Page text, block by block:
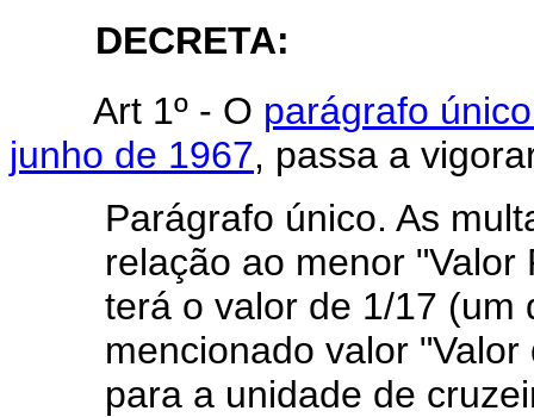
DECRETA:
Art 1º - O parágrafo
junho de 1967, passa a
Parágrafo único. As
relação ao menor
terá o valor de 1/17 (um
mencionado valor
para a unidade de